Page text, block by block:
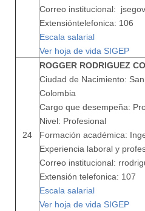
Correo institucional:
Extensióntelefonica: 106
Escala salarial
Ver hoja de vida SIGEP
24
ROGGER RODRIGUEZ
Ciudad de Nacimiento:
Colombia
Cargo que desempeña:
Nivel: Profesional
Formación académica:
Experiencia laboral y
Correo institucional:
Extensión telefonica: 107
Escala salarial
Ver hoja de vida SIGEP